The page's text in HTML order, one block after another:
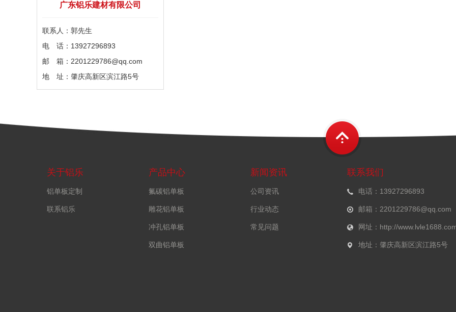
广东铝乐建材有限公司
联系人：郭先生
电 话：13927296893
邮 箱：2201229786@qq.com
地 址：肇庆高新区滨江路5号
关于铝乐
铝单板定制
联系铝乐
产品中心
氟碳铝单板
雕花铝单板
冲孔铝单板
双曲铝单板
新闻资讯
公司资讯
行业动态
常见问题
联系我们
电话：13927296893
邮箱：2201229786@qq.com
网址：http://
地址：肇庆高新区滨江路5号